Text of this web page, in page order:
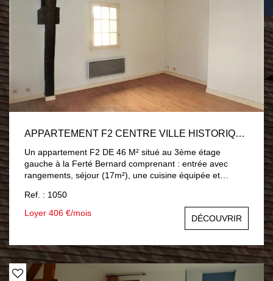
APPARTEMENT F2 CENTRE VILLE HISTORIQUE LA FERTE BERNARD
Un appartement F2 DE 46 M² situé au 3ème étage
gauche à la Ferté Bernard comprenant : entrée avec
rangements, séjour (17m²), une cuisine équipée et
mensuel de 406€ comprenant 11€ de charges (électricité
et entretien des parties communes) Chauffage individuel
par convecteurs électriques. Eau froide individuelle. Eau
chaude individuelle par cumulus électrique. Honoraires à
la charge du locataire : 405€ comprenant 90€
d'honoraires d'état des lieux. Dépôt de garantie : 395€
LIBRE au 10 10 2026
Ref. : 1050
Loyer 406 €/mois
DÉCOUVRIR